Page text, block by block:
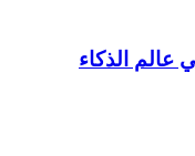
في عالم الذكاء